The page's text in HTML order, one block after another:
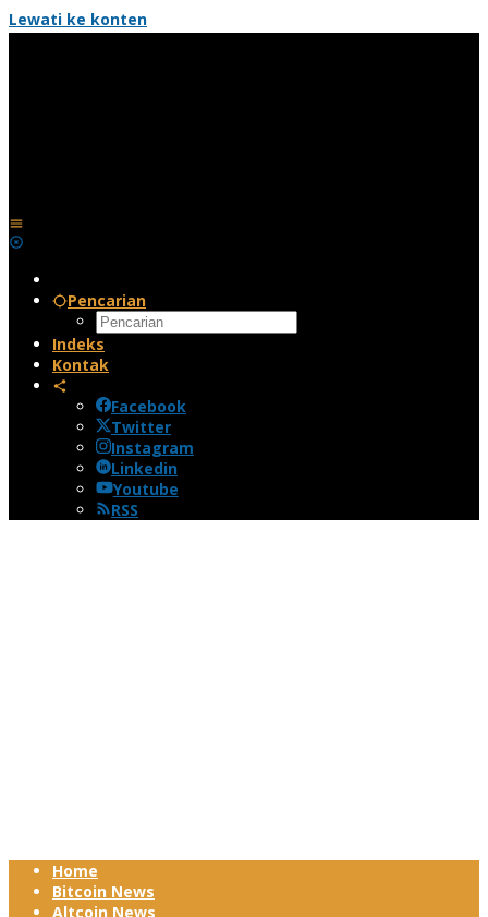
Lewati ke konten
Pencarian
Indeks
Kontak
Facebook
Twitter
Instagram
Linkedin
Youtube
RSS
Home
Bitcoin News
Altcoin News